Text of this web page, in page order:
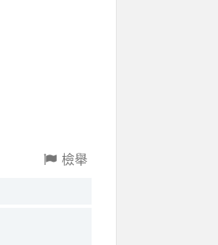
檢舉